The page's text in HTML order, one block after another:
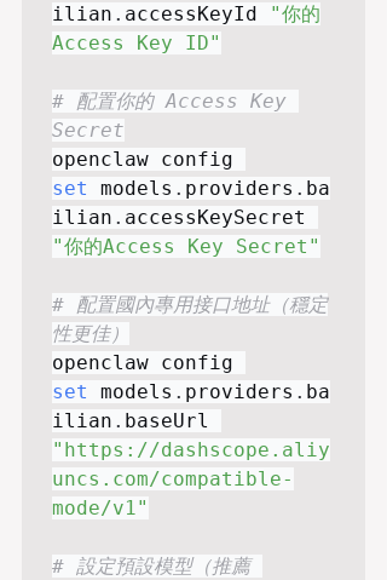
ilian . accessKeyId
"你的
Access Key ID"
# 配置你的 Access Key
Secret
set
models . providers . ba
ilian .
"你的Access Key Secret"
# 配置國內專用接口地址（穩定
性更佳）
set
models . providers . ba
ilian .
"https://dashscope.aliy
uncs.com/compatible-
mode/v1"
# 設定預設模型（推薦